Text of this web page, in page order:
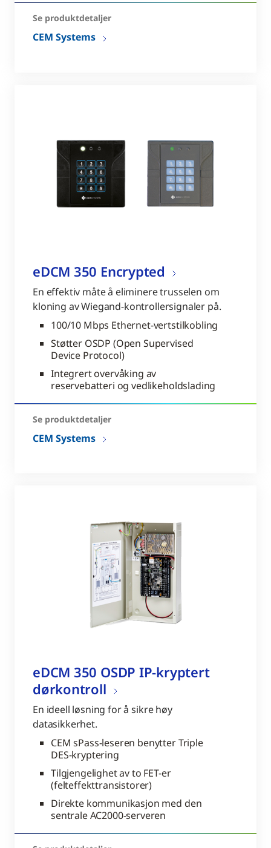
Se produktdetaljer
CEM Systems
eDCM 350 Encrypted
En effektiv måte å eliminere trusselen om
kloning av Wiegand-kontrollersignaler på.
100/10 Mbps Ethernet-vertstilkobling
Støtter OSDP (Open Supervised
Device Protocol)
Integrert overvåking av
reservebatteri og vedlikeholdslading
Se produktdetaljer
CEM Systems
eDCM 350 OSDP IP-kryptert
dørkontroll
En ideell løsning for å sikre høy
datasikkerhet.
CEM sPass-leseren benytter Triple
DES-kryptering
Tilgjengelighet av to FET-er
(felteffekttransistorer)
Direkte kommunikasjon med den
sentrale AC2000-serveren